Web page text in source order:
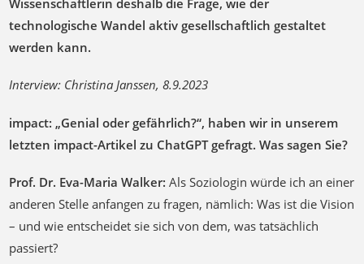
technologische Wandel aktiv gesellschaftlich gestaltet
werden kann.
Interview: Christina Janssen, 8.9.2023
impact: „Genial oder gefährlich?“, haben wir in unserem
letzten impact-Artikel zu ChatGPT gefragt. Was sagen Sie?
Prof. Dr. Eva-Maria Walker:Als Soziologin würde ich an einer
anderen Stelle anfangen zu fragen, nämlich: Was ist die Vision
– und wie entscheidet sie sich von dem, was tatsächlich
passiert?